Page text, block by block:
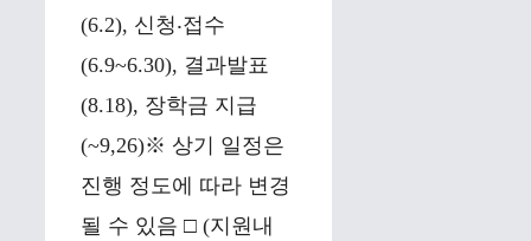
(6.2), 신청‧접수
(6.9~6.30), 결과발표
(8.18), 장학금 지급
(~9,26)※ 상기 일정은
진행 정도에 따라 변경
될 수 있음 □ (지원내